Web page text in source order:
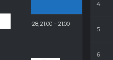
2012-12-28, 21:00 21:00
4
5
6